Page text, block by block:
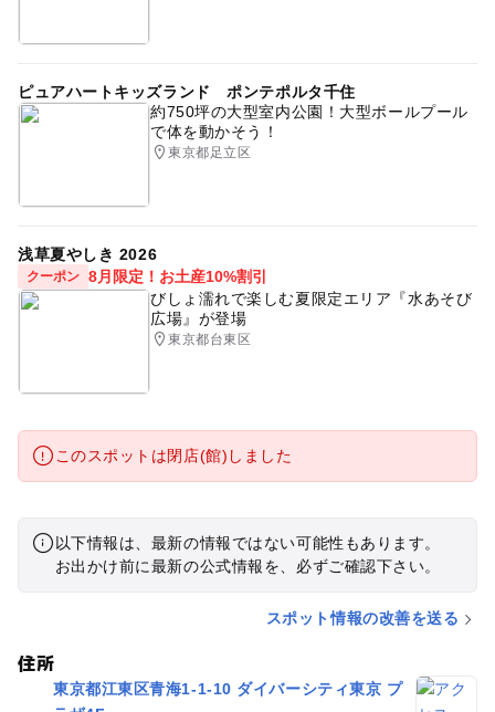
ピュアハートキッズランド ポンテポルタ千住
約750坪の大型室内公園！大型ボールプール
で体を動かそう！
東京都足立区
浅草夏やしき 2026
クーポン 8月限定！お土産10%割引
びしょ濡れで楽しむ夏限定エリア『水あそび
広場』が登場
東京都台東区
このスポットは閉店(館)しました
以下情報は、最新の情報ではない可能性もあります。
お出かけ前に最新の公式情報を、必ずご確認下さい。
スポット情報の改善を送る
住所
東京都江東区青海1-1-10 ダイバーシティ東京 プ